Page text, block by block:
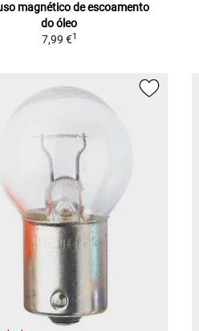
magnético de escoamento
do óleo
7,99 €1